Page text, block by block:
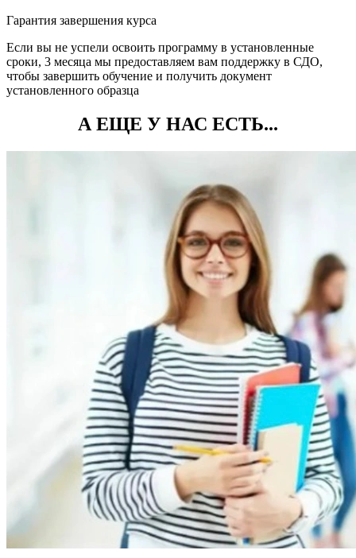
Гарантия завершения курса
Если вы не успели освоить программу в установленные
сроки, 3 месяца мы предоставляем вам поддержку в СДО,
чтобы завершить обучение и получить документ
установленного образца
А ЕЩЕ У НАС ЕСТЬ...